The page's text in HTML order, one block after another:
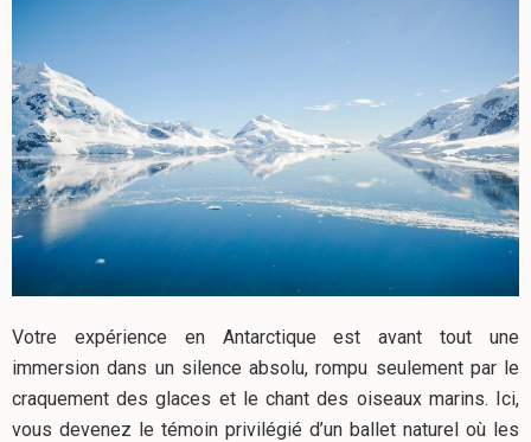
Votre expérience en Antarctique est avant tout une
immersion dans un silence absolu, rompu seulement par le
craquement des glaces et le chant des oiseaux marins. Ici,
vous devenez le témoin privilégié d’un ballet naturel où les